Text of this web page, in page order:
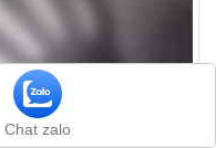
Chat zalo